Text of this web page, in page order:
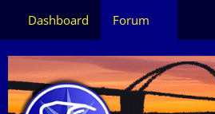
Dashboard Forum